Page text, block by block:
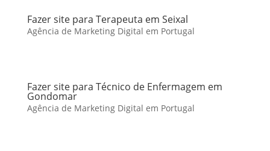
Fazer site para Terapeuta em Seixal
Agência de Marketing Digital em Portugal
Fazer site para Técnico de Enfermagem em
Gondomar
Agência de Marketing Digital em Portugal